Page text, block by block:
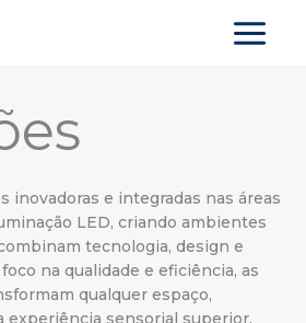
inovadoras e integradas nas áreas
LED, criando ambientes
tecnologia, design e
na qualidade e eficiência, as
qualquer espaço,
experiência sensorial superior.